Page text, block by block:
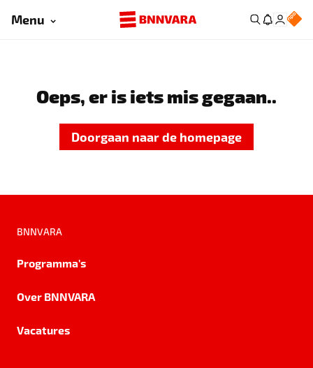
Menu
Oeps, er is iets mis gegaan..
Doorgaan naar de homepage
BNNVARA
Programma's
Over BNNVARA
Vacatures